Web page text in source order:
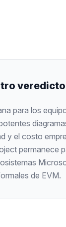
veredicto
para los
y el costo
permanece
de EVM.